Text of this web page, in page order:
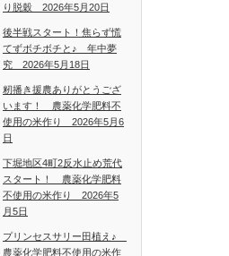
り脱穀 2026年5月20日
後半戦スタート！焦らず慌
てずボチボチと♪ 年中夢
究 2026年5月18日
籾播き援農ありがとうござ
います！ 農薬化学肥料不
使用の米作り 2026年5月6
日
下堀地区4町2反水止め荒代
スタート！ 農薬化学肥料
不使用の米作り 2026年5
月5日
プリンセスサリー田植え♪
農薬化学肥料不使用の米作